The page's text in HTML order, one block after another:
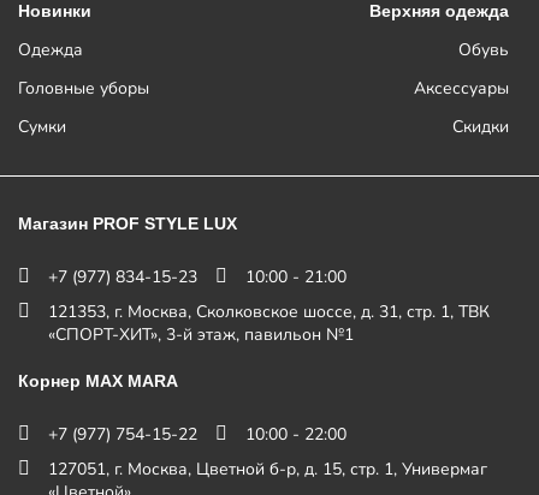
Новинки Верхняя одежда
Одежда
Обувь
Головные уборы
Аксессуары
Сумки
Скидки
Магазин PROF STYLE LUX
+7 (977) 834-15-23
10:00 - 21:00
121353, г. Москва, Сколковское шоссе, д. 31, стр. 1, ТВК
«СПОРТ-ХИТ», 3-й этаж, павильон №1
Корнер MAX MARA
+7 (977) 754-15-22
10:00 - 22:00
127051, г. Москва, Цветной б-р, д. 15, стр. 1, Универмаг